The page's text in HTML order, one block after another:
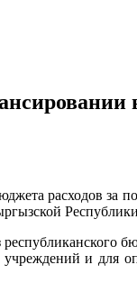
расходов за
и для